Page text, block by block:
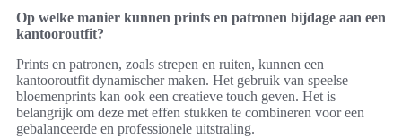
Op welke manier kunnen prints en patronen bijdage aan een
kantooroutfit?
Prints en patronen, zoals strepen en ruiten, kunnen een
kantooroutfit dynamischer maken. Het gebruik van speelse
bloemenprints kan ook een creatieve touch geven. Het is
belangrijk om deze met effen stukken te combineren voor een
gebalanceerde en professionele uitstraling.